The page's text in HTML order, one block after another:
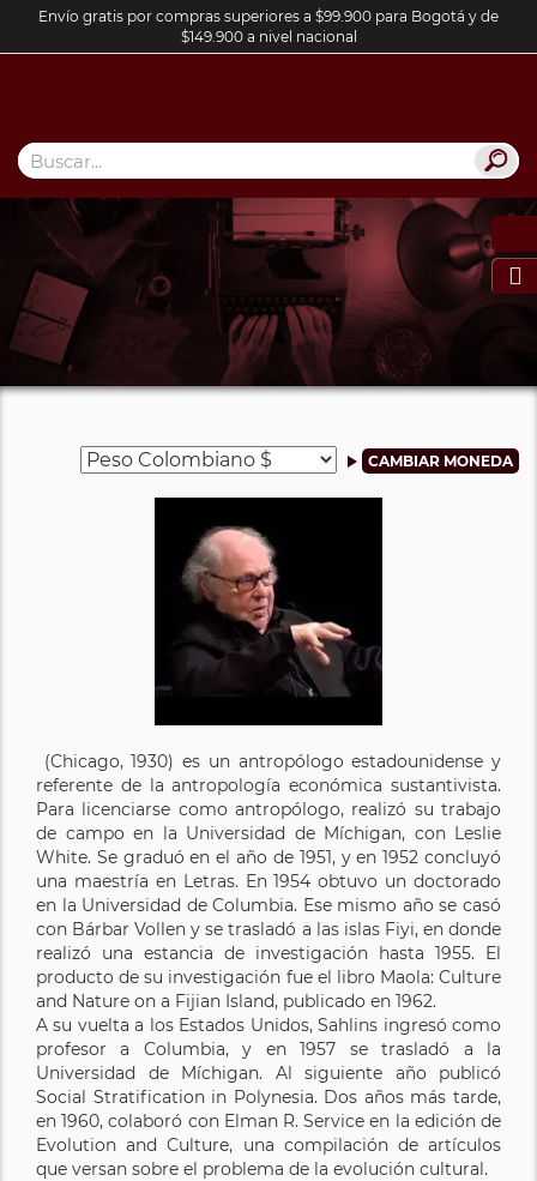
Envío gratis por compras superiores a $99.900 para Bogotá y de
$149.900 a nivel nacional

(Chicago, 1930) es un antropólogo estadounidense y
referente de la antropología económica sustantivista.
Para licenciarse como antropólogo, realizó su trabajo
de campo en la Universidad de Míchigan, con Leslie
White. Se graduó en el año de 1951, y en 1952 concluyó
una maestría en Letras. En 1954 obtuvo un doctorado
en la Universidad de Columbia. Ese mismo año se casó
con Bárbar Vollen y se trasladó a las islas Fiyi, en donde
realizó una estancia de investigación hasta 1955. El
producto de su investigación fue el libro Maola: Culture
and Nature on a Fijian Island, publicado en 1962.
A su vuelta a los Estados Unidos, Sahlins ingresó como
profesor a Columbia, y en 1957 se trasladó a la
Universidad de Míchigan. Al siguiente año publicó
Social Stratification in Polynesia. Dos años más tarde,
en 1960, colaboró con Elman R. Service en la edición de
Evolution and Culture, una compilación de artículos
que versan sobre el problema de la evolución cultural.